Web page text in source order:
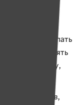
отряда нет
а нужно покупать
заправлять
аренду,
сотрудников,